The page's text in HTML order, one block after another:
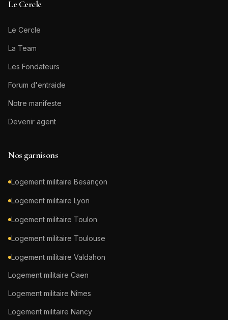
Le Cercle
Le Cercle
La Team
Les Fondateurs
Forum d'entraide
Notre manifeste
Devenir agent
Nos garnisons
Logement militaire Besançon
Logement militaire Lyon
Logement militaire Toulon
Logement militaire Toulouse
Logement militaire Valdahon
Logement militaire Caen
Logement militaire Nîmes
Logement militaire Nancy